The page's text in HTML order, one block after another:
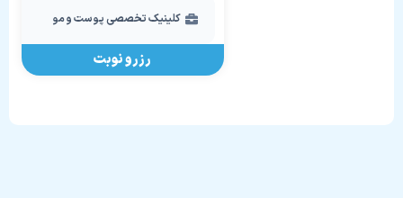
کلینیک تخصصی پوست و مو
رزرو نوبت